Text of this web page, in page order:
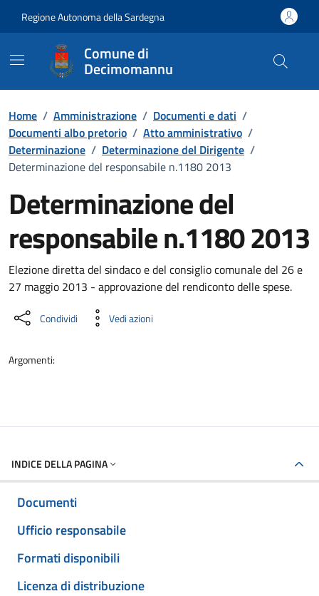
Regione Autonoma della Sardegna
Comune di
Decimomannu
Home / Amministrazione / Documenti e dati /
Documenti albo pretorio / Atto amministrativo /
Determinazione / Determinazione del Dirigente /
Determinazione del responsabile n.1180 2013
Determinazione del
responsabile n.1180 2013
Dettaglio del documento
Elezione diretta del sindaco e del consiglio comunale del 26 e
27 maggio 2013 - approvazione del rendiconto delle spese.
Condividi Vedi azioni
Argomenti:
INDICE DELLA PAGINA
Documenti
Ufficio responsabile
Formati disponibili
Licenza di distribuzione